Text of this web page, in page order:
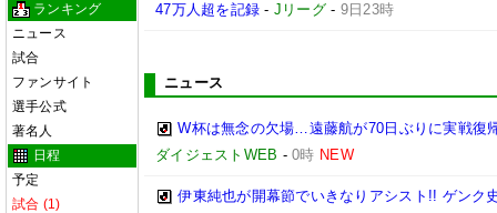
ランキング
ニュース
試合
ファンサイト
選手公式
著名人
日程
予定
試合 (1)
47万人超を記録 - Jリーグ - 9日23時
ニュース
W杯は無念の欠場…遠藤航が70日ぶりに実戦復
ダイジェストWEB -0時 NEW
伊東純也が開幕節でいきなりアシスト!! ゲンク